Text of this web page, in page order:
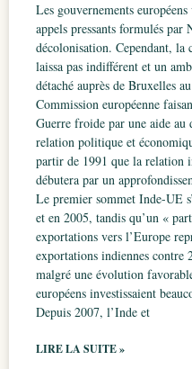
Les gouvernements
appels pressants formulés par
décolonisation. Cependant, la
laissa pas indifférent et un
détaché auprès de Bruxelles
Commission européenne
Guerre froide par une aide au
relation politique et
partir de 1991 que la relation
débutera par un
Le premier sommet Inde-UE
et en 2005, tandis qu’un «
exportations vers l’Europe
exportations indiennes contre
malgré une évolution
européens investissaient
Depuis 2007, l’Inde et
LIRE LA SUITE »